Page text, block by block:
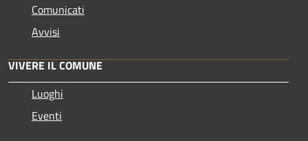
Comunicati
Avvisi
VIVERE IL COMUNE
Luoghi
Eventi